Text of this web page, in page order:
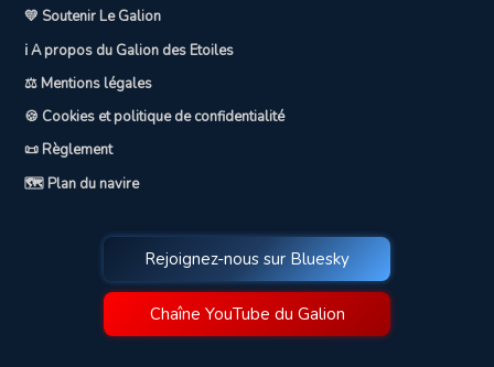
💛 Soutenir Le Galion
ℹ️ A propos du Galion des Etoiles
⚖️ Mentions légales
🍪 Cookies et politique de confidentialité
📜 Règlement
🗺️ Plan du navire
Rejoignez-nous sur Bluesky
Chaîne YouTube du Galion